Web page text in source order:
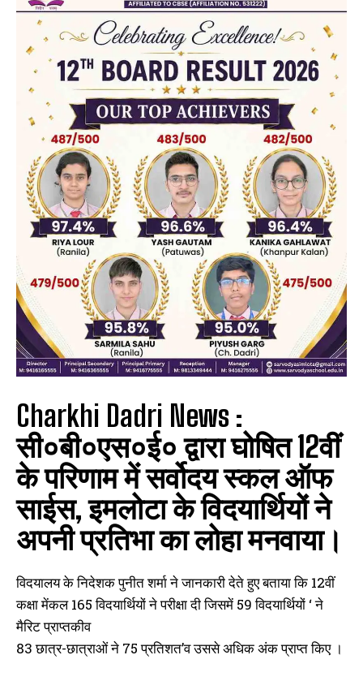
Charkhi Dadri News :
सी०बी०एस०ई० द्वारा घोषित 12वीं
के परिणाम में सर्वोदय स्कल ऑफ
साईस, इमलोटा के विदयार्थियों ने
अपनी प्रतिभा का लोहा मनवाया।
विदयालय के निदेशक पुनीत शर्मा ने जानकारी देते हुए बताया कि 12वीं
कक्षा मेंकल 165 विदयार्थियों ने परीक्षा दी जिसमें 59 विदयार्थियों ‘ ने
मैरिट प्राप्तकीव
83 छात्र-छात्राओं ने 75 प्रतिशत’व उससे अधिक अंक प्राप्त किए ।